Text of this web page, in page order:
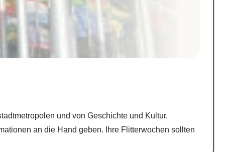
und von Geschichte und Kultur.
an die Hand geben. Ihre Flitterwochen sollten